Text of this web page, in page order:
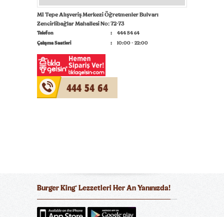
M1 Tepe Alışveriş Merkezi Öğretmenler Bulvarı
Zencirlibağlar Mahallesi No: 72-73
Telefon
444 54 64
Çalışma Saatleri
10:00 - 22:00
444 54 64
Burger King® Lezzetleri Her An Yanınızda!